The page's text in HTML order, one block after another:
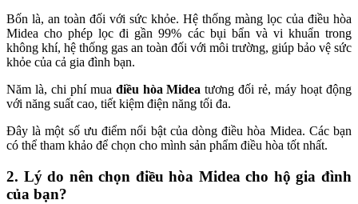
Bốn là, an toàn đối với sức khỏe. Hệ thống màng lọc của điều hòa
Midea cho phép lọc đi gần 99% các bụi bẩn và vi khuẩn trong
không khí, hệ thống gas an toàn đối với môi trường, giúp bảo vệ sức
khỏe của cả gia đình bạn.
Năm là, chi phí mua điều hòa Midea tương đối rẻ, máy hoạt động
với năng suất cao, tiết kiệm điện năng tối đa.
Đây là một số ưu điểm nổi bật của dòng điều hòa Midea. Các bạn
có thể tham khảo để chọn cho mình sản phẩm điều hòa tốt nhất.
2. Lý do nên chọn điều hòa Midea cho hộ gia đình
của bạn?